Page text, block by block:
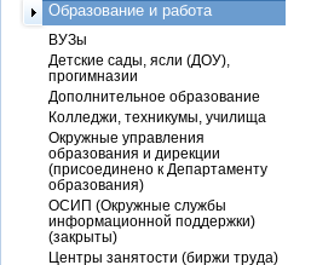
Образование и работа
ВУЗы
Детские сады, ясли (ДОУ),
прогимназии
Дополнительное образование
Колледжи, техникумы, училища
Окружные управления
образования и дирекции
(присоединено к Департаменту
образования)
ОСИП (Окружные службы
информационной поддержки)
(закрыты)
Центры занятости (биржи труда)